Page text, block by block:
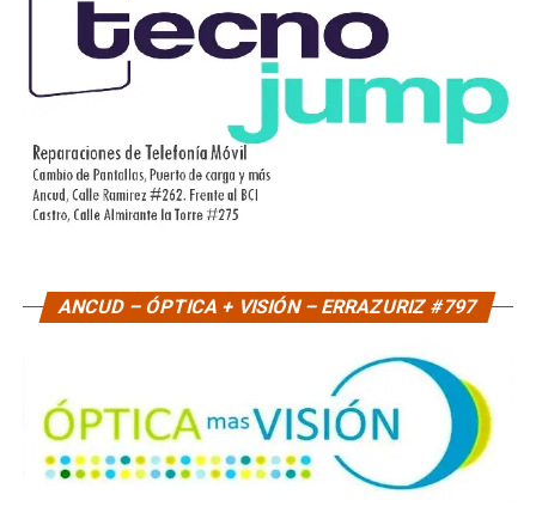
ANCUD – ÓPTICA + VISIÓN – ERRAZURIZ #797